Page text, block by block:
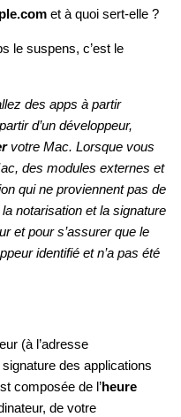
et à quoi sert-elle ?
le suspens, c’est le
des apps à partir
d’un développeur,
votre Mac. Lorsque vous
des modules externes et
qui ne proviennent pas de
la notarisation et la signature
et pour s’assurer que le
identifié et n’a pas été
(à l’adresse
des applications
composée de l’heure
de votre